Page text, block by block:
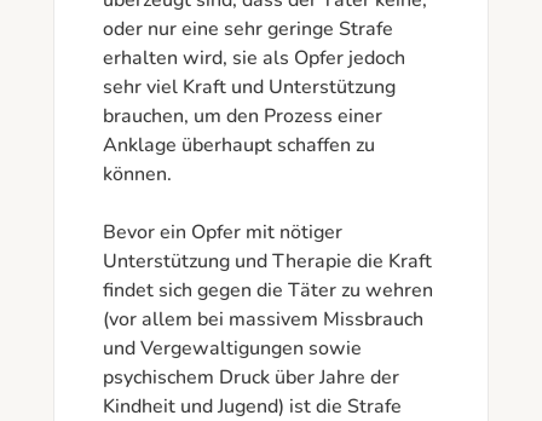
oder nur eine sehr geringe Strafe
erhalten wird, sie als Opfer jedoch
sehr viel Kraft und Unterstützung
brauchen, um den Prozess einer
Anklage überhaupt schaffen zu
können.
Bevor ein Opfer mit nötiger
Unterstützung und Therapie die Kraft
findet sich gegen die Täter zu wehren
(vor allem bei massivem Missbrauch
und Vergewaltigungen sowie
psychischem Druck über Jahre der
Kindheit und Jugend) ist die Strafe